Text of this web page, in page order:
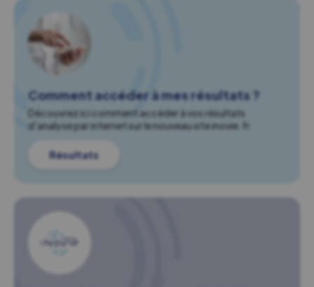
Comment accéder à mes résultats ?
Découvrez ici comment accéder à vos résultats
d'analyse par internet sur le nouveau site inovie.fr
Résultats